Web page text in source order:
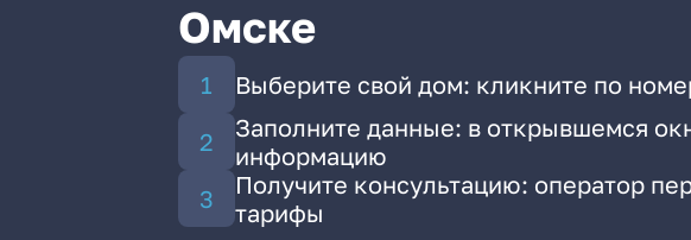
Омске
Выберите свой дом: кликните по
Заполните данные: в открывшемся
информацию
Получите консультацию: оператор
тарифы